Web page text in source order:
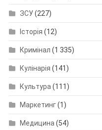
ЗСУ(227)
Історія (12)
Кримінал (1 335)
Кулінарія (141)
Культура (111)
Маркетинг(1)
Медицина (54)